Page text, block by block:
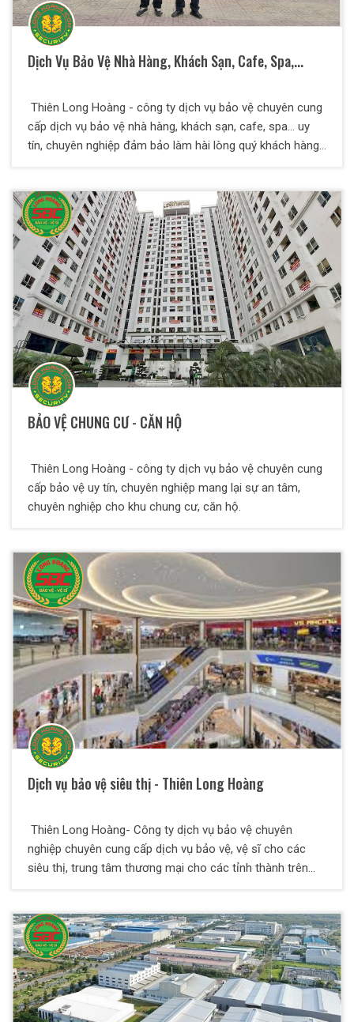
Dịch Vụ Bảo Vệ Nhà Hàng, Khách Sạn, Cafe, Spa,...
Thiên Long Hoàng - công ty dịch vụ bảo vệ chuyên cung
cấp dịch vụ bảo vệ nhà hàng, khách sạn, cafe, spa... uy
tín, chuyên nghiệp đảm bảo làm hài lòng quý khách hàng
BẢO VỆ CHUNG CƯ - CĂN HỘ
Thiên Long Hoàng - công ty dịch vụ bảo vệ chuyên cung
cấp bảo vệ uy tín, chuyên nghiệp mang lại sự an tâm,
chuyên nghiệp cho khu chung cư, căn hộ.
Dịch vụ bảo vệ siêu thị - Thiên Long Hoàng
Thiên Long Hoàng- Công ty dịch vụ bảo vệ chuyên
nghiệp chuyên cung cấp dịch vụ bảo vệ, vệ sĩ cho các
siêu thị, trung tâm thương mại cho các tỉnh thành trên